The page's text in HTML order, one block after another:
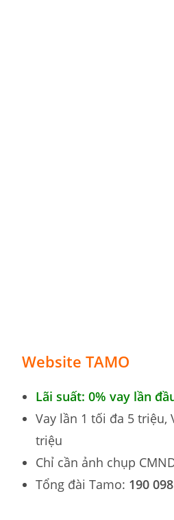
Website TAMO
Lãi suất: 0% vay lần
Vay lần 1 tối đa 5 triệu,
triệu
Chỉ cần ảnh chụp
Tổng đài Tamo: 190